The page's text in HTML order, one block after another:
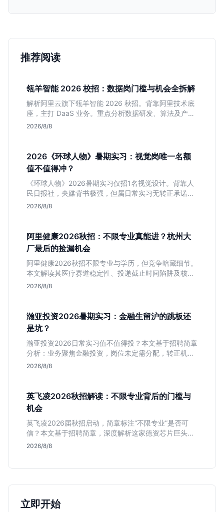
推荐阅读
瓴羊智能 2026 校招：数据岗门槛与机会全拆解
解析阿里云旗下瓴羊智能 2026 秋招。背靠阿里技术底
座，主打 DaaS 业务。重点分析数据研发、算法及产品
岗的硬性要求，评估 B 端数据路线的成长曲线与抗压挑
2026/8/8
2026《环球人物》暑期实习：视觉岗唯一名额
值不值得冲？
《环球人物》2026暑期实习仅招1名视觉设计。背靠人
民日报社，央媒背书极强，但属日常实习无转正承诺。
适合追求高含金量简历、能接受严谨流程的设计生，想
2026/8/8
阿里健康2026秋招：不限专业真能进？杭州大
厂最后的捡漏机会
阿里健康2026秋招不限专业与学历，但竞争暗藏细节。
本文解读其医疗赛道稳定性、投递截止时间陷阱及核心
岗位面试节奏，帮应届生判断是否值得投入。
2026/8/8
瀚亚投资2026暑期实习：金融生留沪的跳板还
是坑？
瀚亚投资2026日常实习值不值得投？本文基于招聘简章
分析：业务聚焦金融投资，岗位未定需分配，转正机会
不明确。适合急需上海高含金量实习证明、想接触真实
2026/8/8
英飞凌2026秋招解读：不限专业背后的门槛与
机会
英飞凌2026届秋招启动，简章标注“不限专业”是否可
信？本文基于招聘简章，深度解析这家德资芯片巨头的
行业地位、校招真实门槛及投递策略，助你判断是否值
2026/8/8
立即开始